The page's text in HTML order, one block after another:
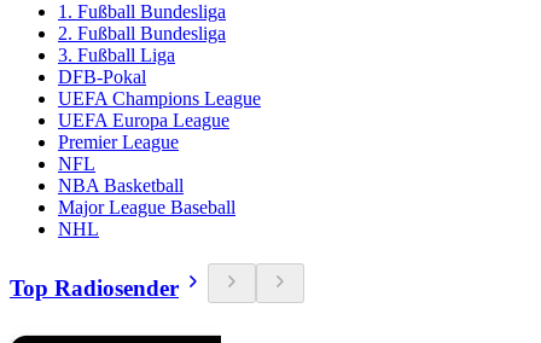
1. Fußball Bundesliga
2. Fußball Bundesliga
3. Fußball Liga
DFB-Pokal
UEFA Champions League
UEFA Europa League
Premier League
NFL
NBA Basketball
Major League Baseball
NHL
Top Radiosender